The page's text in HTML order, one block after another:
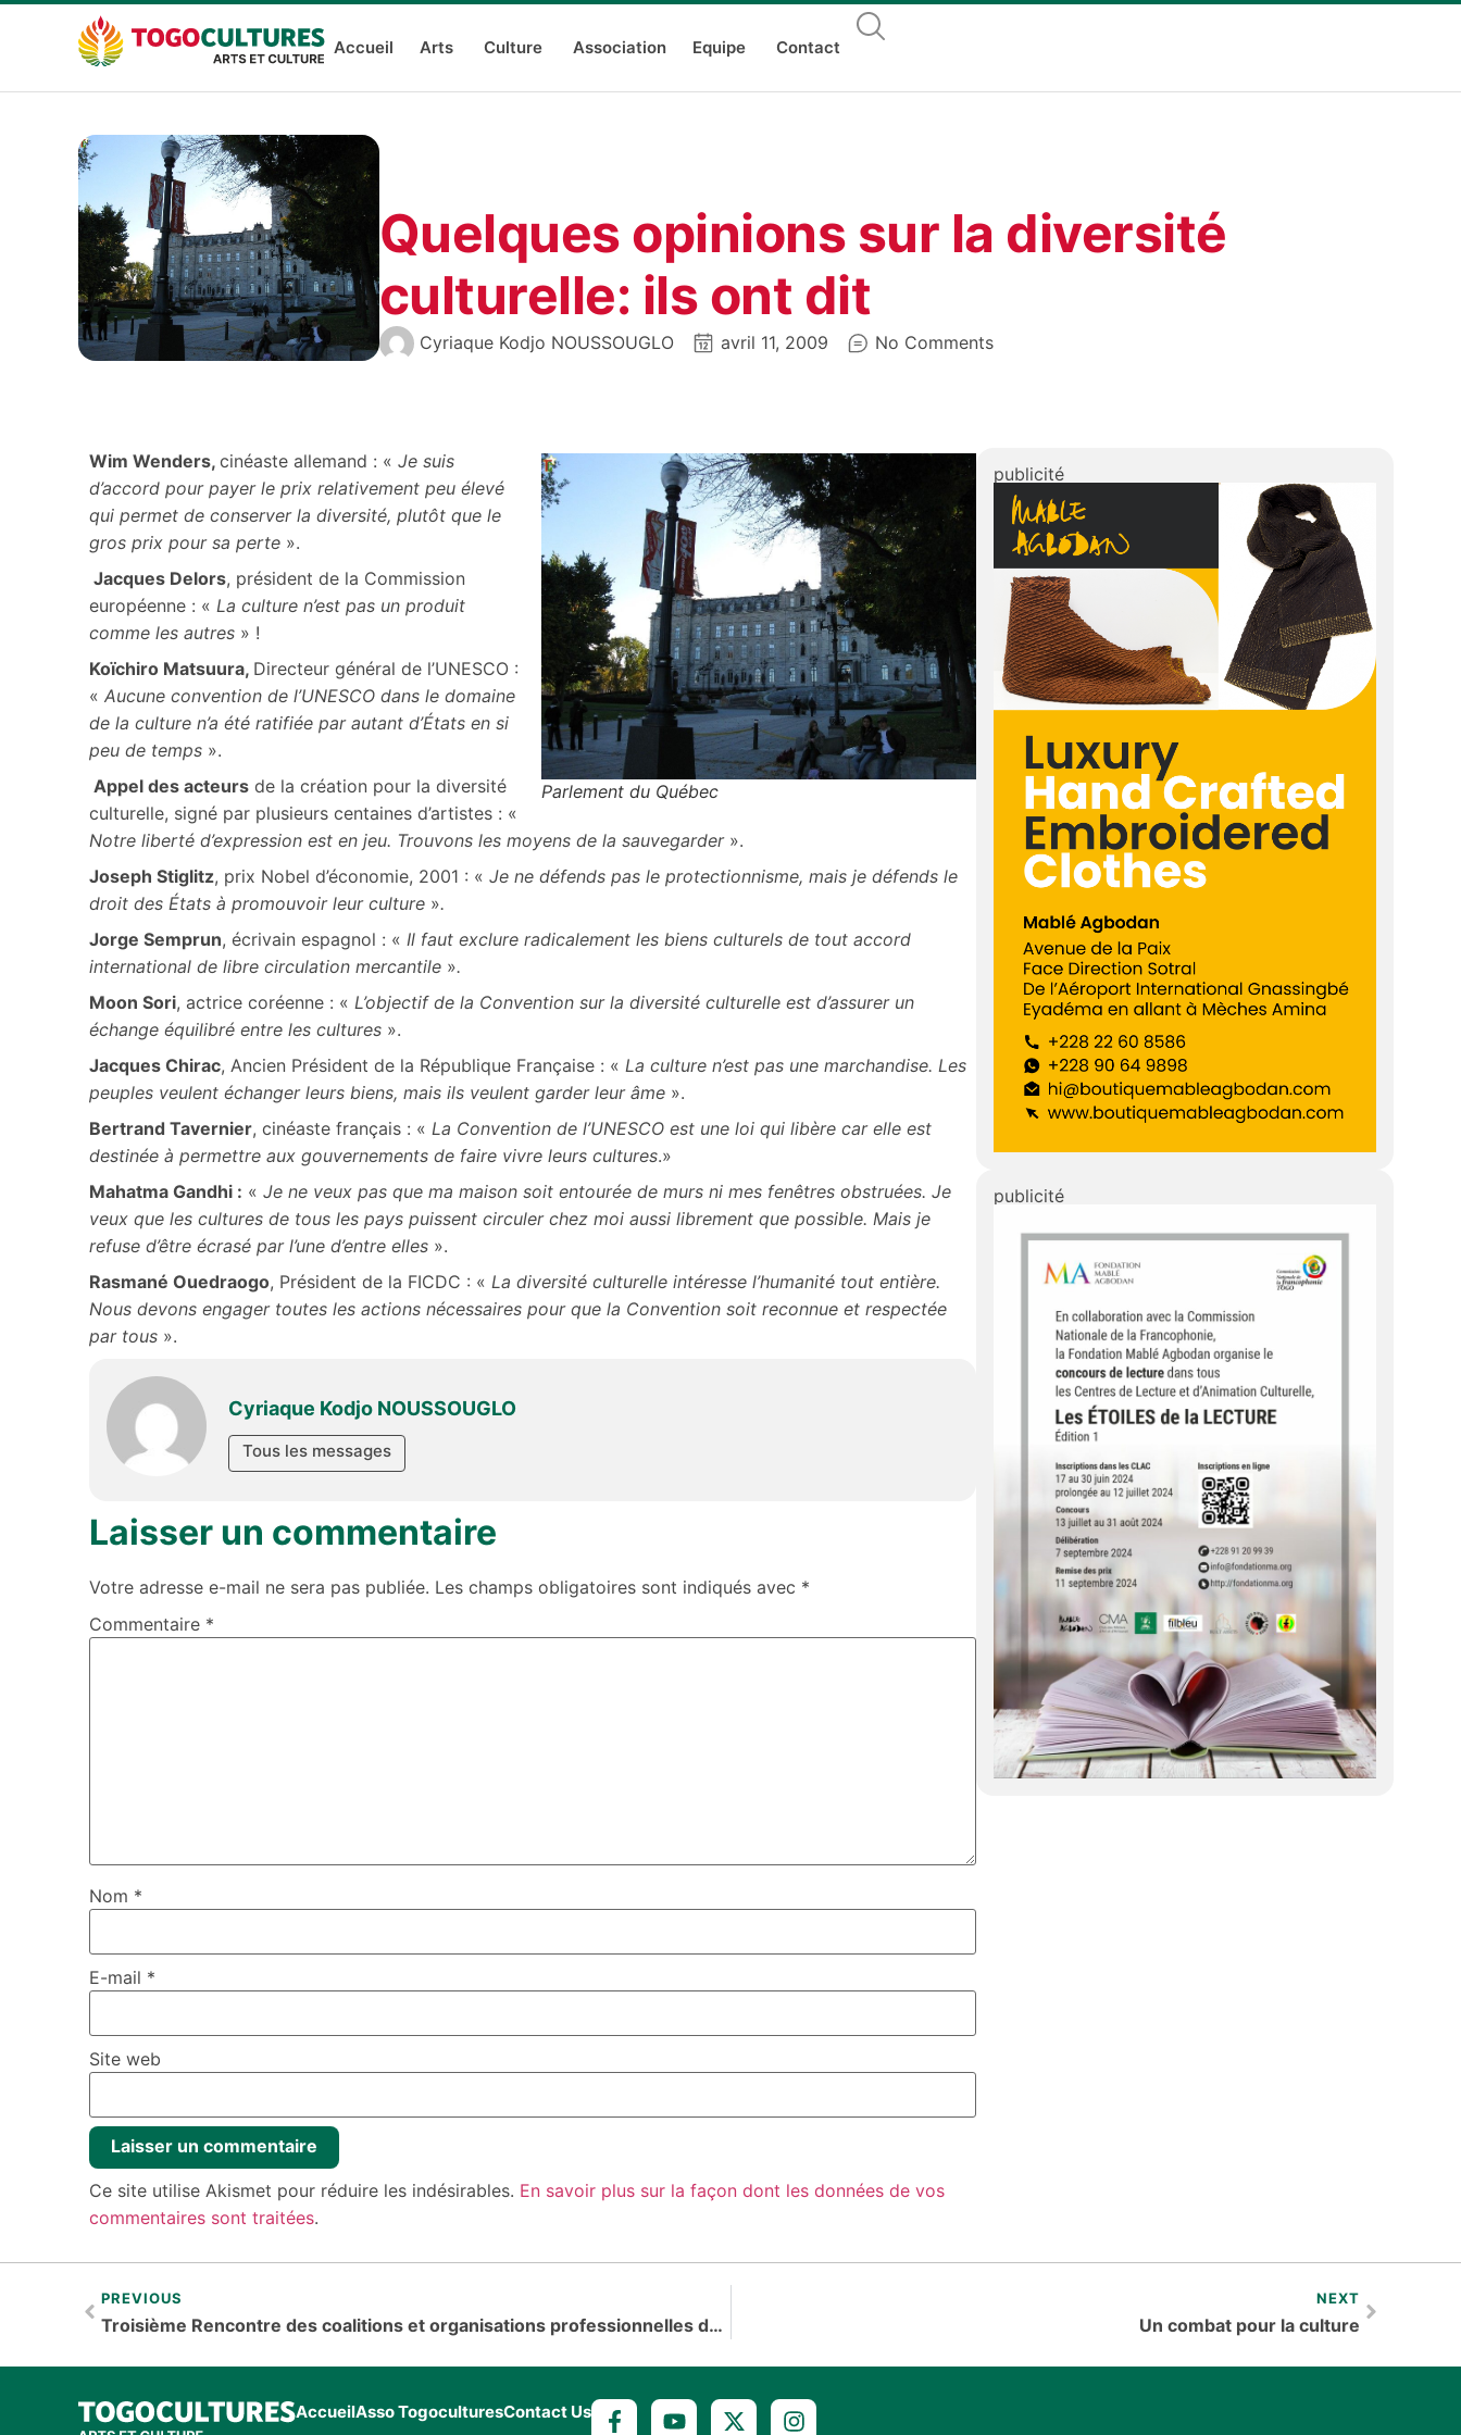
Accueil Arts Culture Association Equipe Contact
Quelques opinions sur la diversité
culturelle: ils ont dit
Cyriaque Kodjo NOUSSOUGLO avril 11, 2009 No Comments
Parlement du Québec
Wim Wenders, cinéaste allemand : « Je suis
d’accord pour payer le prix relativement peu élevé
qui permet de conserver la diversité, plutôt que le
gros prix pour sa perte ».
Jacques Delors, président de la Commission
européenne : « La culture n’est pas un produit
comme les autres » !
Koïchiro Matsuura, Directeur général de l’UNESCO :
« Aucune convention de l’UNESCO dans le domaine
de la culture n’a été ratifiée par autant d’États en si
peu de temps ».
Appel des acteurs de la création pour la diversité
culturelle, signé par plusieurs centaines d’artistes : «
Notre liberté d’expression est en jeu. Trouvons les moyens de la sauvegarder».
Joseph Stiglitz, prix Nobel d’économie, 2001 : « Je ne défends pas le protectionnisme, mais je défends le
droit des États à promouvoir leur culture ».
Jorge Semprun, écrivain espagnol : « Il faut exclure radicalement les biens culturels de tout accord
international de libre circulation mercantile ».
Moon Sori, actrice coréenne : « L’objectif de la Convention sur la diversité culturelle est d’assurer un
échange équilibré entre les cultures ».
Jacques Chirac, Ancien Président de la République Française : « La culture n’est pas une marchandise. Les
peuples veulent échanger leurs biens, mais ils veulent garder leur âme ».
Bertrand Tavernier, cinéaste français : « La Convention de l’UNESCO est une loi qui libère car elle est
destinée à permettre aux gouvernements de faire vivre leurs cultures.»
Mahatma Gandhi : « Je ne veux pas que ma maison soit entourée de murs ni mes fenêtres obstruées. Je
veux que les cultures de tous les pays puissent circuler chez moi aussi librement que possible. Mais je
refuse d’être écrasé par l’une d’entre elles ».
Rasmané Ouedraogo, Président de la FICDC : « La diversité culturelle intéresse l’humanité tout entière.
Nous devons engager toutes les actions nécessaires pour que la Convention soit reconnue et respectée
par tous ».
Cyriaque Kodjo NOUSSOUGLO
Tous les messages
Laisser un commentaire
Votre adresse e-mail ne sera pas publiée. Les champs obligatoires sont indiqués avec *
Commentaire *
Nom *
E-mail *
Site web
Ce site utilise Akismet pour réduire les indésirables. En savoir plus sur la façon dont les données de vos
commentaires sont traitées.
publicité
publicité
PREVIOUS
Troisième Rencontre des coalitions et organisations professionnelles de la culture des pays membres de la Francophonie
NEXT
Un combat pour la culture
AccueilAsso TogoculturesContact Us